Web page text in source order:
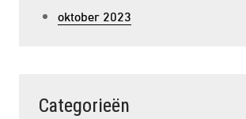
oktober 2023
Categorieën